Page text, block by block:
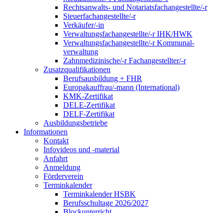
Rechtsanwalts- und Notariatsfachangestellte/-r
Steuerfachangestellte/-r
Verkäufer/-in
Verwaltungs­fach­angestellte/-r IHK/HWK
Verwaltungsfach­angestellte/-r Kommunal­
verwaltung
Zahnmedizinische/-r Fachangestellter/-r
Zusatzqualifikationen
Berufsausbildung + FHR
Europakauffrau/-mann (International)
KMK-Zertifikat
DELE-Zertifikat
DELF-Zertifikat
Ausbildungsbetriebe
Informationen
Kontakt
Infovideos und -material
Anfahrt
Anmeldung
Förderverein
Terminkalender
Terminkalender HSBK
Berufsschultage 2026/2027